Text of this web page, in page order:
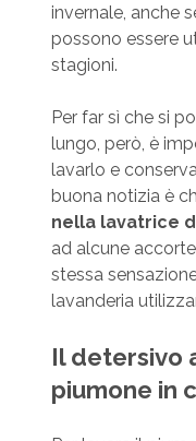
invernale, anche
possono essere
stagioni.
Per far sì che si
lungo, però, è
lavarlo e
buona notizia è
nella lavatrice
ad alcune
stessa
lavanderia
Il detersivo
piumone in